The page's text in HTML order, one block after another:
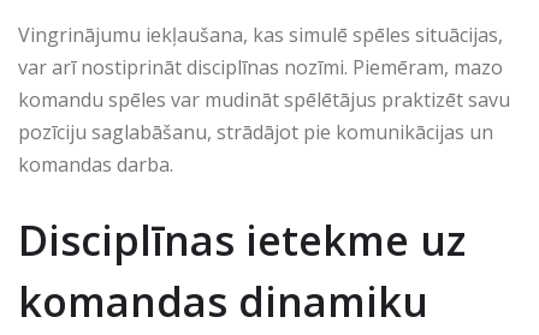
Vingrinājumu iekļaušana, kas simulē spēles situācijas,
var arī nostiprināt disciplīnas nozīmi. Piemēram, mazo
komandu spēles var mudināt spēlētājus praktizēt savu
pozīciju saglabāšanu, strādājot pie komunikācijas un
komandas darba.
Disciplīnas ietekme uz
komandas dinamiku